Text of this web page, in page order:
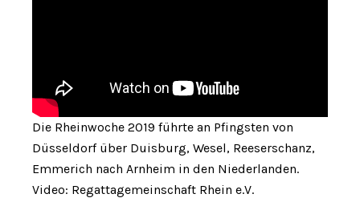
Die Rheinwoche 2019 führte an Pfingsten von
Düsseldorf über Duisburg, Wesel, Reeserschanz,
Emmerich nach Arnheim in den Niederlanden.
Video: Regattagemeinschaft Rhein e.V.